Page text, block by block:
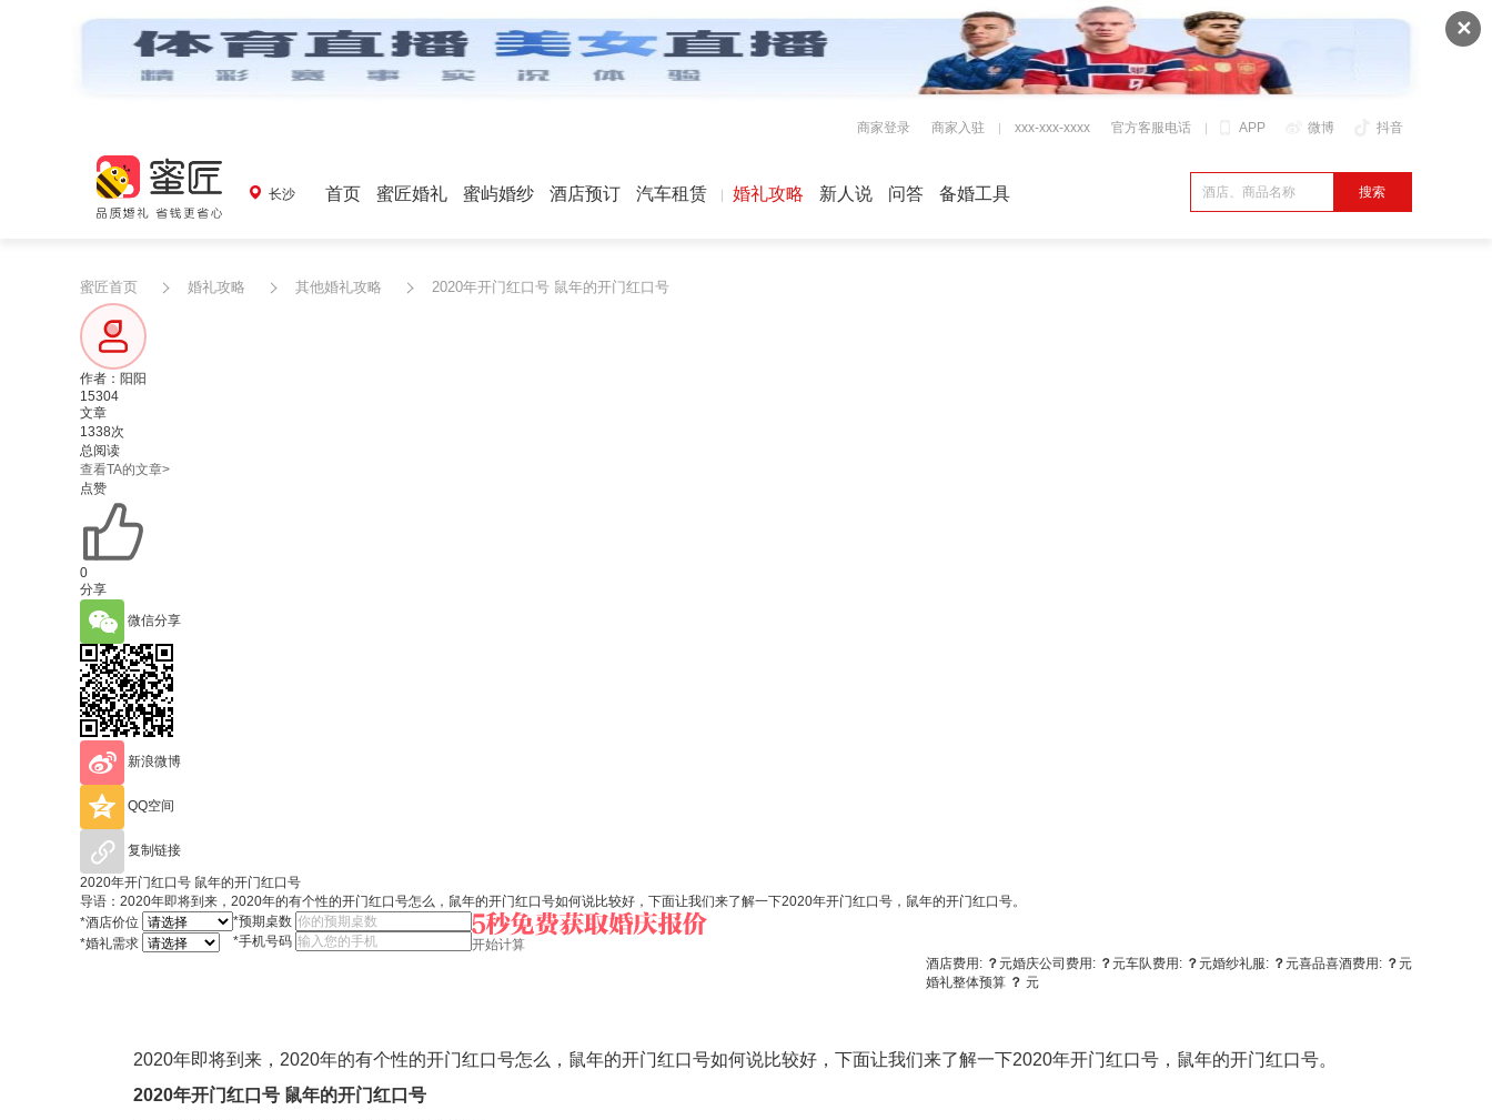
✕
APP 微博 抖音
商家登录 商家入驻 xxx-xxx-xxxx 官方客服电话
长沙 首页 蜜匠婚礼 蜜屿婚纱 酒店预订 汽车租赁 婚礼攻略 新人说 问答 备婚工具
蜜匠首页 婚礼攻略 其他婚礼攻略 2020年开门红口号 鼠年的开门红口号
作者：阳阳
15304
文章
1338次
总阅读
查看TA的文章>
点赞
0
分享
微信分享
新浪微博
QQ空间
复制链接
2020年开门红口号 鼠年的开门红口号
导语：2020年即将到来，2020年的有个性的开门红口号怎么，鼠年的开门红口号如何说比较好，下面让我们来了解一下2020年开门红口号，鼠年的开门红口号。
*酒店价位
*婚礼需求
*预期桌数
*手机号码
开始计算
酒店费用: ？元婚庆公司费用: ？元车队费用: ？元婚纱礼服: ？元喜品喜酒费用: ？元
婚礼整体预算 ？ 元
2020年即将到来，2020年的有个性的开门红口号怎么，鼠年的开门红口号如何说比较好，下面让我们来了解一下2020年开门红口号，鼠年的开门红口号。
2020年开门红口号 鼠年的开门红口号